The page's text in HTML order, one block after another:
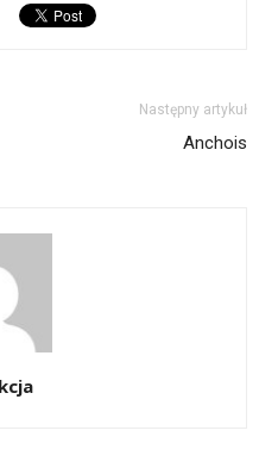
Następny artykuł
Anchois